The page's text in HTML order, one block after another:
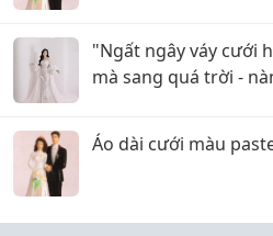
"Ngất ngây váy cưới
mà sang quá trời -
Áo dài cưới màu